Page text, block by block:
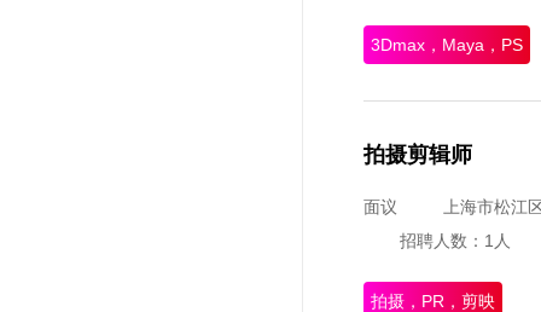
3Dmax，Maya，PS
拍摄剪辑师
面议
上海市松江
招聘人数：1人
拍摄，PR，剪映